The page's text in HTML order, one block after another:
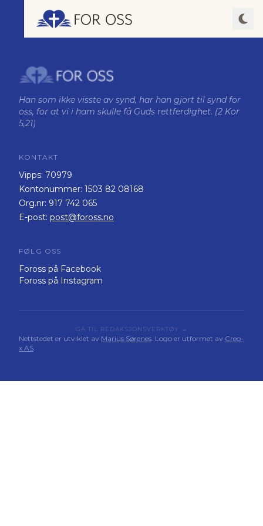
Han som ikke visste av synd, har han gjort til synd for
oss, for at vi i ham skulle få Guds rettferdighet. (2 Kor
5,21)
KONTAKT
Vipps: 70979
Kontonummer: 1503 82 08168
Org.nr: 917 742 065
E-post: post@foross.no
FØLG OSS
Foross på Facebook
Foross på Instagram
GÅ TIL REDAKSJONSVERKTØY →
Nettstedet er utviklet av Marius Sørenes. Logo er utformet av Creo-
x AS.